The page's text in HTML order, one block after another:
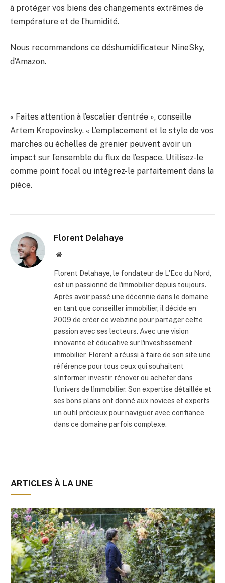
à protéger vos biens des changements extrêmes de
température et de l’humidité.
Nous recommandons ce déshumidificateur NineSky,
d’Amazon.
« Faites attention à l’escalier d’entrée », conseille
Artem Kropovinsky. « L’emplacement et le style de vos
marches ou échelles de grenier peuvent avoir un
impact sur l’ensemble du flux de l’espace. Utilisez-le
comme point focal ou intégrez-le parfaitement dans la
pièce.
Florent Delahaye
Site
Florent Delahaye, le fondateur de L'Eco du Nord,
est un passionné de l'immobilier depuis toujours.
Après avoir passé une décennie dans le domaine
en tant que conseiller immobilier, il décide en
2009 de créer ce webzine pour partager cette
passion avec ses lecteurs. Avec une vision
innovante et éducative sur l'investissement
immobilier, Florent a réussi à faire de son site une
référence pour tous ceux qui souhaitent
s'informer, investir, rénover ou acheter dans
l'univers de l'immobilier. Son expertise détaillée et
ses bons plans ont donné aux novices et experts
un outil précieux pour naviguer avec confiance
dans ce domaine parfois complexe.
ARTICLES À LA UNE